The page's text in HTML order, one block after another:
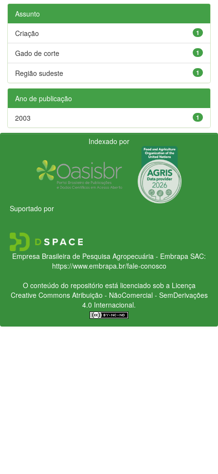
Assunto
1
Criação
1
Gado de corte
1
Região sudeste
Ano de publicação
1
2003
Indexado por
Suportado por
Empresa Brasileira de Pesquisa Agropecuária - Embrapa SAC:
https://www.embrapa.br/fale-conosco
O conteúdo do repositório está licenciado sob a Licença
Creative CommonsAtribuição - NãoComercial - SemDerivações
4.0 Internacional.